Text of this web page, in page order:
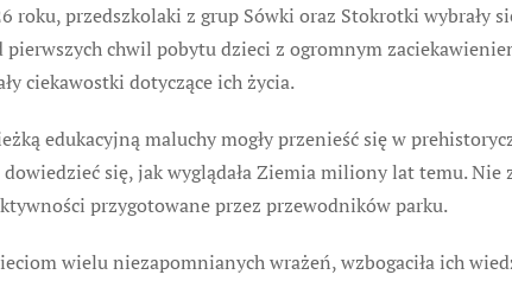
roku, przedszkolaki z grup Sówki oraz Stokrotki wybrały
pierwszych chwil pobytu dzieci z ogromnym
ciekawostki dotyczące ich życia.
edukacyjną maluchy mogły przenieść się w
się, jak wyglądała Ziemia miliony lat temu. Nie
przygotowane przez przewodników parku.
wielu niezapomnianych wrażeń, wzbogaciła ich